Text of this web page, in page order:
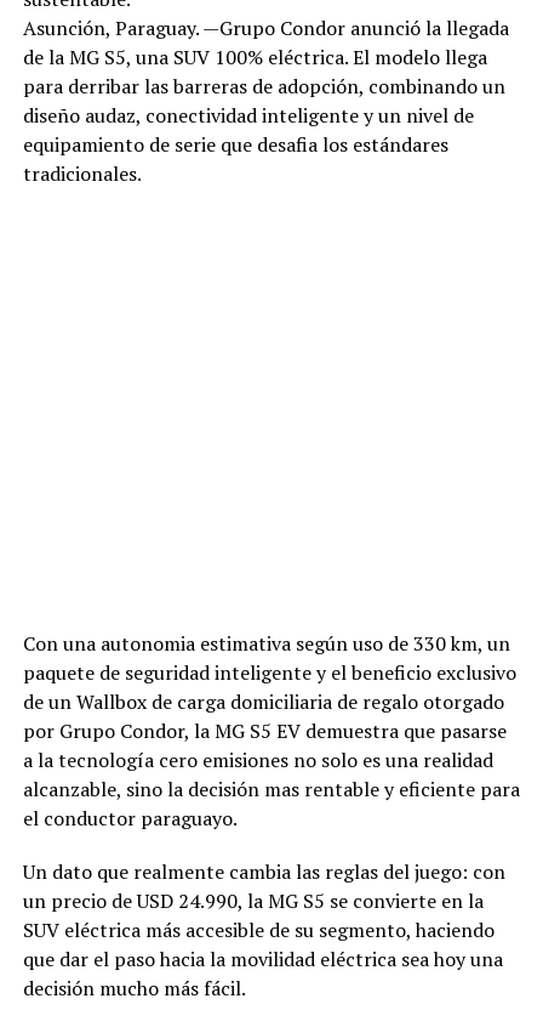
Asunción, Paraguay. —Grupo Condor anunció la llegada
de la MG S5, una SUV 100% eléctrica. El modelo llega
para derribar las barreras de adopción, combinando un
diseño audaz, conectividad inteligente y un nivel de
equipamiento de serie que desafia los estándares
tradicionales.
Con una autonomia estimativa según uso de 330 km, un
paquete de seguridad inteligente y el beneficio exclusivo
de un Wallbox de carga domiciliaria de regalo otorgado
por Grupo Condor, la MG S5 EV demuestra que pasarse
a la tecnología cero emisiones no solo es una realidad
alcanzable, sino la decisión mas rentable y eficiente para
el conductor paraguayo.
Un dato que realmente cambia las reglas del juego: con
un precio de USD 24.990, la MG S5 se convierte en la
SUV eléctrica más accesible de su segmento, haciendo
que dar el paso hacia la movilidad eléctrica sea hoy una
decisión mucho más fácil.